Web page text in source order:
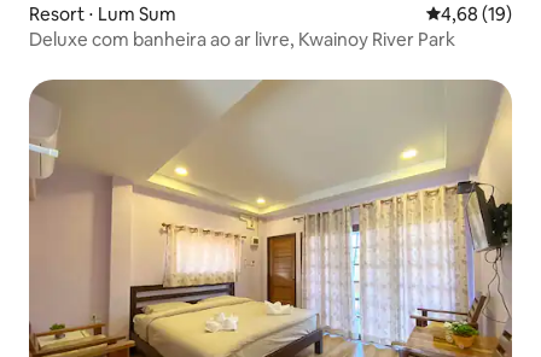
Resort ⋅ Lum Sum 4,68 de uma
4,68 (19)
Deluxe com banheira ao ar livre, Kwainoy River Park